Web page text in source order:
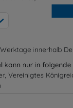
innerhalb
kann nur in
Vereinigtes